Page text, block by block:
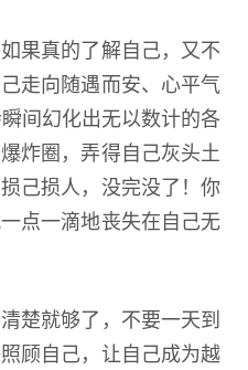
真的了解自己，又不
走向随遇而安、心平气
间幻化出无以数计的各
炸圈，弄得自己灰头土
己损人，没完没了！你
点一滴地丧失在自己无
就够了，不要一天到
顾自己，让自己成为越